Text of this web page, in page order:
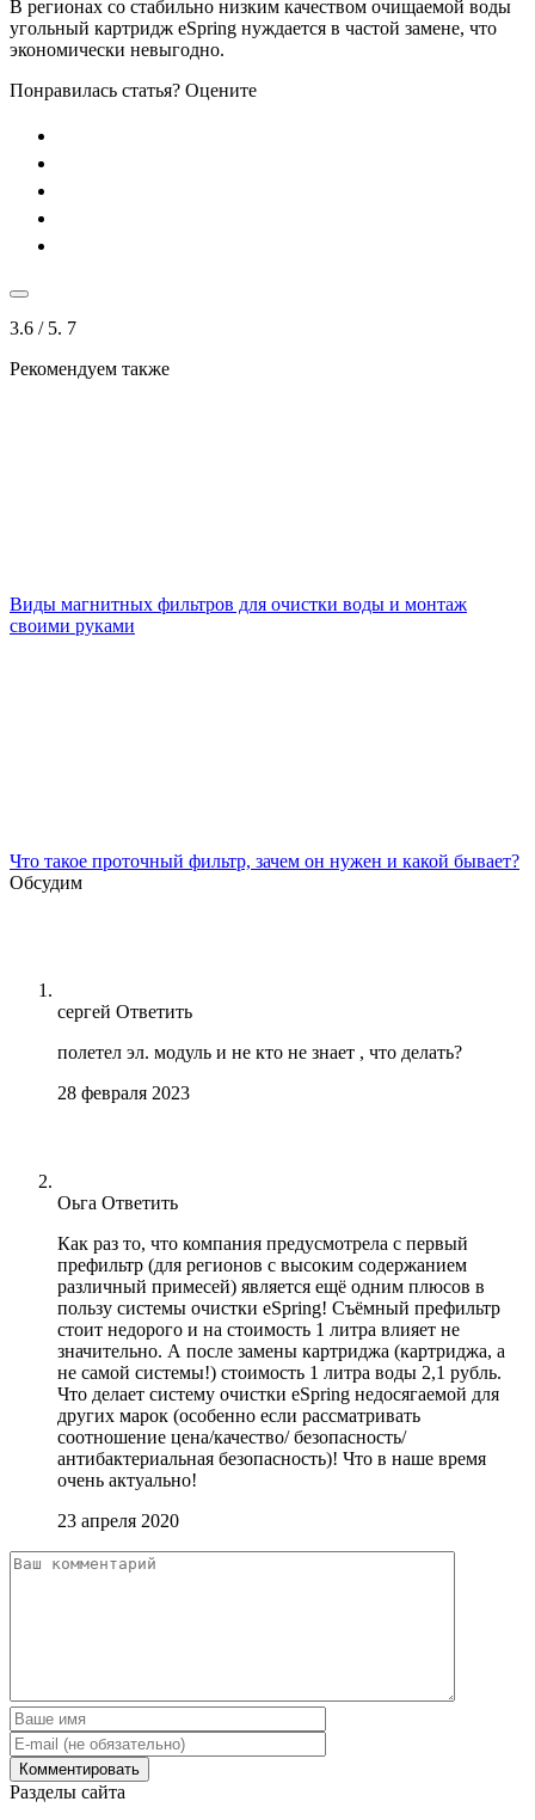
В регионах со стабильно низким качеством очищаемой воды
угольный картридж eSpring нуждается в частой замене, что
экономически невыгодно.
Понравилась статья? Оцените
3.6 / 5. 7
Рекомендуем также
Виды магнитных фильтров для очистки воды и монтаж
своими руками
Что такое проточный фильтр, зачем он нужен и какой бывает?
Обсудим
сергей Ответить
полетел эл. модуль и не кто не знает , что делать?
28 февраля 2023
Оьга Ответить
Как раз то, что компания предусмотрела с первый
префильтр (для регионов с высоким содержанием
различный примесей) является ещё одним плюсов в
пользу системы очистки eSpring! Съёмный префильтр
стоит недорого и на стоимость 1 литра влияет не
значительно. А после замены картриджа (картриджа, а
не самой системы!) стоимость 1 литра воды 2,1 рубль.
Что делает систему очистки eSpring недосягаемой для
других марок (особенно если рассматривать
соотношение цена/качество/ безопасность/
антибактериальная безопасность)! Что в наше время
очень актуально!
23 апреля 2020
Разделы сайта